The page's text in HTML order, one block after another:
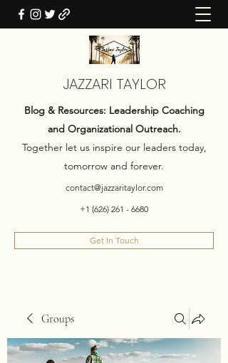
JAZZARI TAYLOR
Blog & Resources: Leadership Coaching
and Organizational Outreach.
Together let us inspire our leaders today,
tomorrow and forever.
contact@jazzaritaylor.com
+1 (626) 261 - 6680
Get In Touch
Groups